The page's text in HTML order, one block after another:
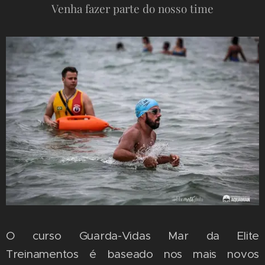
Venha fazer parte do nosso time
O curso Guarda-Vidas Mar da Elite
Treinamentos é baseado nos mais novos